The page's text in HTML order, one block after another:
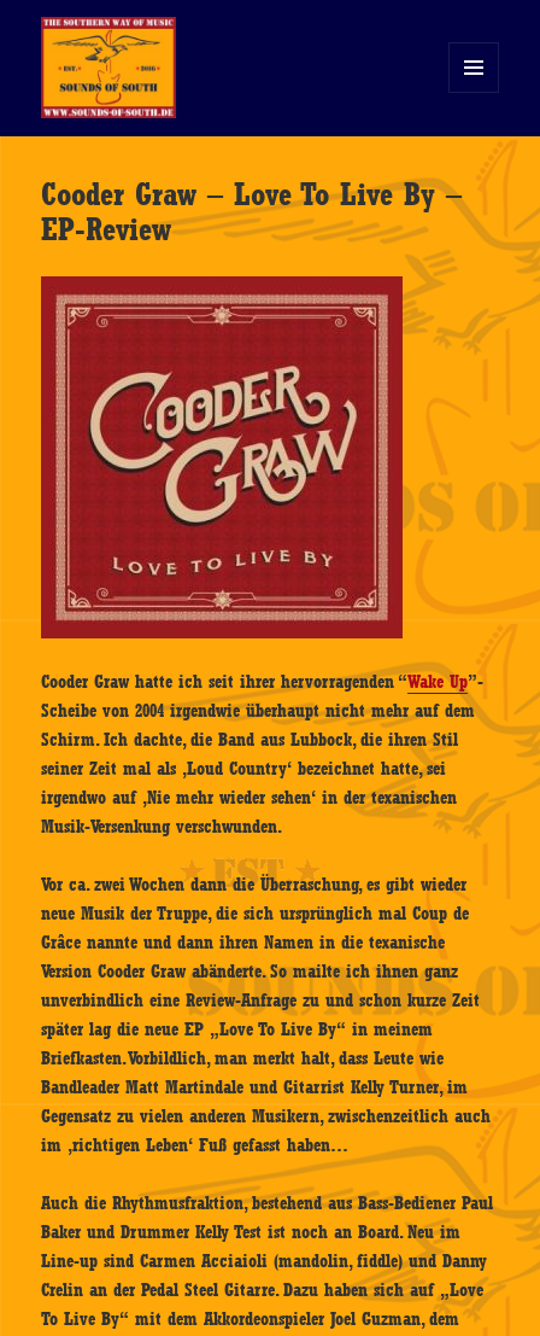
WIDGETS
Cooder Graw – Love To Live By –
EP-Review
Cooder Graw hatte ich seit ihrer hervorragenden “Wake Up”-
Scheibe von 2004 irgendwie überhaupt nicht mehr auf dem
Schirm. Ich dachte, die Band aus Lubbock, die ihren Stil
seiner Zeit mal als ‚Loud Country‘ bezeichnet hatte, sei
irgendwo auf ‚Nie mehr wieder sehen‘ in der texanischen
Musik-Versenkung verschwunden.
Vor ca. zwei Wochen dann die Überraschung, es gibt wieder
neue Musik der Truppe, die sich ursprünglich mal Coup de
Grâce nannte und dann ihren Namen in die texanische
Version Cooder Graw abänderte. So mailte ich ihnen ganz
unverbindlich eine Review-Anfrage zu und schon kurze Zeit
später lag die neue EP „Love To Live By“ in meinem
Briefkasten. Vorbildlich, man merkt halt, dass Leute wie
Bandleader Matt Martindale und Gitarrist Kelly Turner, im
Gegensatz zu vielen anderen Musikern, zwischenzeitlich auch
im ‚richtigen Leben‘ Fuß gefasst haben…
Auch die Rhythmusfraktion, bestehend aus Bass-Bediener Paul
Baker und Drummer Kelly Test ist noch an Board. Neu im
Line-up sind Carmen Acciaioli (mandolin, fiddle) und Danny
Crelin an der Pedal Steel Gitarre. Dazu haben sich auf „Love
To Live By“ mit dem Akkordeonspieler Joel Guzman, dem